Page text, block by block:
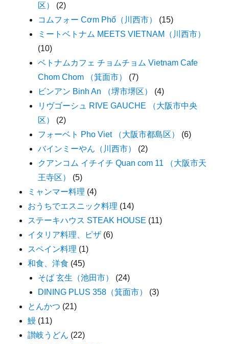
区）
(2)
コムフォー Cơm Phố（川西市）
(15)
ミートベトナム MEETS VIETNAM（川西市）
(10)
ベトナムカフェ チョムチョム Vietnam Cafe
Chom Chom （箕面市）
(7)
ビンアン Binh An （堺市堺区）
(4)
リヴゴーシュ RIVE GAUCHE （大阪市中央
区）
(2)
フォーベト Pho Viet （大阪市都島区）
(6)
バインミーやん（川西市）
(2)
クアンコム イチイチ Quan com 11 （大阪市天
王寺区）
(5)
ミャンマー料理 (4)
おうちでエスニック料理 (14)
ステーキハウス STEAK HOUSE (11)
イタリア料理、ピザ (6)
スペイン料理 (1)
和食、洋食 (45)
そば 玄生（池田市）
(24)
DINING PLUS 358（箕面市）
(3)
とんかつ (21)
鰻 (11)
讃岐うどん (22)